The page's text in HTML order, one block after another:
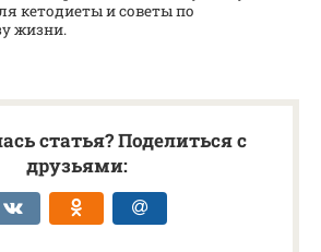
кетодиеты и советы по
жизни.
статья? Поделиться с
друзьями: